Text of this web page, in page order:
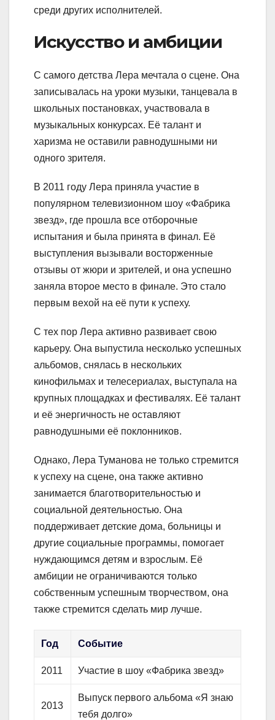
среди других исполнителей.
Искусство и амбиции
С самого детства Лера мечтала о сцене. Она
записывалась на уроки музыки, танцевала в
школьных постановках, участвовала в
музыкальных конкурсах. Её талант и
харизма не оставили равнодушными ни
одного зрителя.
В 2011 году Лера приняла участие в
популярном телевизионном шоу «Фабрика
звезд», где прошла все отборочные
испытания и была принята в финал. Её
выступления вызывали восторженные
отзывы от жюри и зрителей, и она успешно
заняла второе место в финале. Это стало
первым вехой на её пути к успеху.
С тех пор Лера активно развивает свою
карьеру. Она выпустила несколько успешных
альбомов, снялась в нескольких
кинофильмах и телесериалах, выступала на
крупных площадках и фестивалях. Её талант
и её энергичность не оставляют
равнодушными её поклонников.
Однако, Лера Туманова не только стремится
к успеху на сцене, она также активно
занимается благотворительностью и
социальной деятельностью. Она
поддерживает детские дома, больницы и
другие социальные программы, помогает
нуждающимся детям и взрослым. Её
амбиции не ограничиваются только
собственным успешным творчеством, она
также стремится сделать мир лучше.
Год Событие
2011 Участие в шоу «Фабрика звезд»
2013
Выпуск первого альбома «Я знаю
тебя долго»